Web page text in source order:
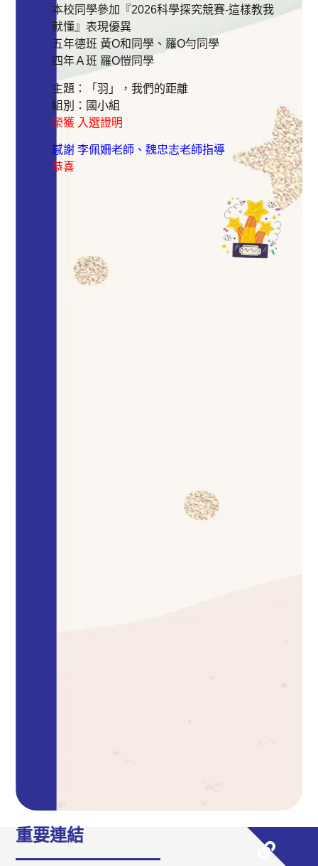
本校同學參加『2026科學探究競賽-這樣教我
就懂』表現優異
五年德班 黃O和同學、羅O勻同學
四年Ａ班 羅O愷同學
主題：「羽」，我們的距離
組別：國小組
榮獲 入選證明
感謝 李佩姍老師、魏忠志老師指導
恭喜
重要連結